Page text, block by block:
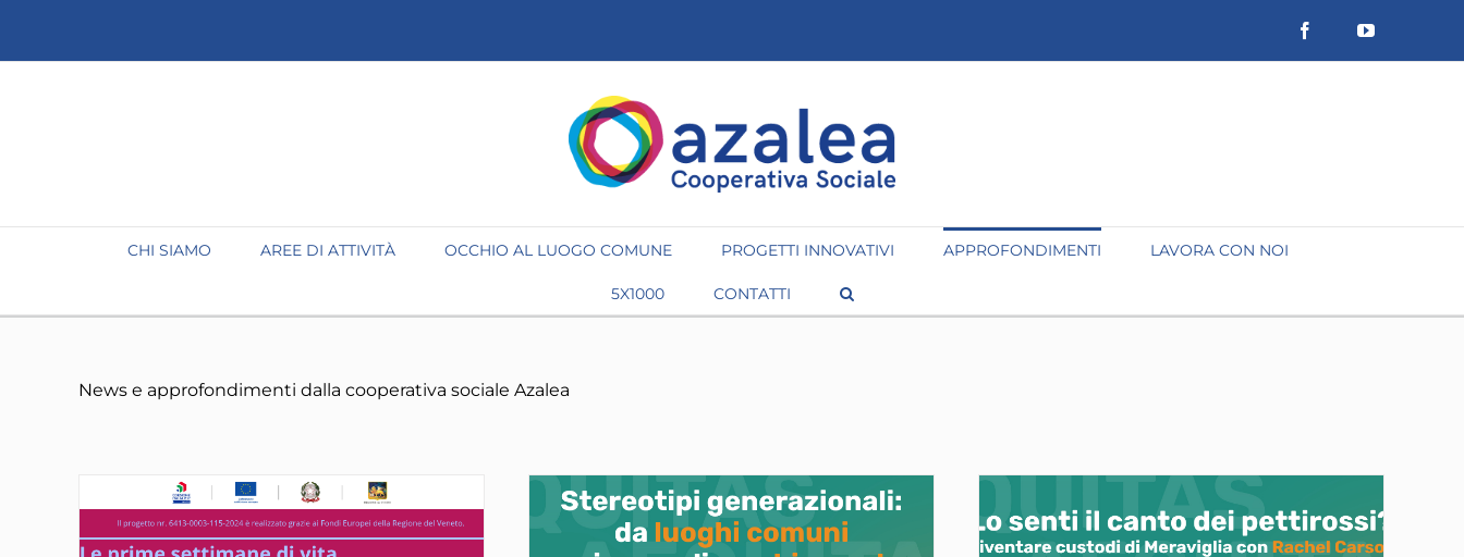
contenuto
FacebookYouTube
CHI SIAMO AREE DI ATTIVITÀ OCCHIO AL LUOGO COMUNE PROGETTI INNOVATIVI APPROFONDIMENTI LAVORA CON NOI
5X1000 CONTATTI
News e approfondimenti dalla cooperativa sociale Azalea